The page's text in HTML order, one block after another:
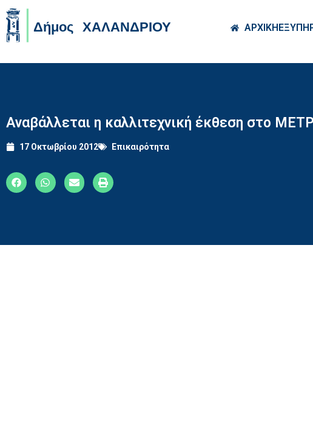
ΑΡΧΙΚΗ
Αναβάλλεται η καλλιτεχνική έκθεση στο
17 Οκτωβρίου 2012 Επικαιρότητα